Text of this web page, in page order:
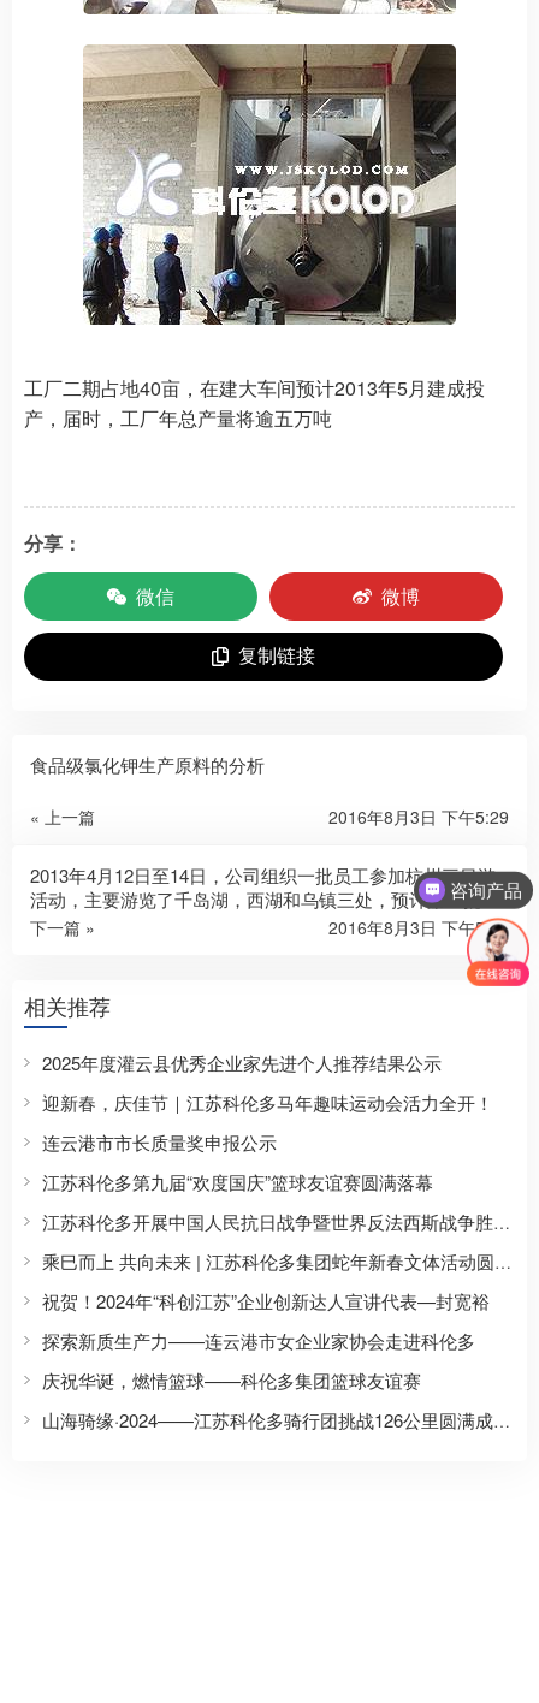
工厂二期占地40亩，在建大车间预计2013年5月建成投
产，届时，工厂年总产量将逾五万吨
分享：
微信
微博
复制链接
食品级氯化钾生产原料的分析
« 上一篇 2016年8月3日 下午5:29
2013年4月12日至14日，公司组织一批员工参加杭州三日游
活动，主要游览了千岛湖，西湖和乌镇三处，预计第二批员
工将于今年10月出游
下一篇 » 2016年8月3日 下午5:29
相关推荐
2025年度灌云县优秀企业家先进个人推荐结果公示
迎新春，庆佳节｜江苏科伦多马年趣味运动会活力全开！
连云港市市长质量奖申报公示
江苏科伦多第九届“欢度国庆”篮球友谊赛圆满落幕
江苏科伦多开展中国人民抗日战争暨世界反法西斯战争胜利80周年主题纪念活动
乘巳而上 共向未来 | 江苏科伦多集团蛇年新春文体活动圆满收官
祝贺！2024年“科创江苏”企业创新达人宣讲代表—封宽裕
探索新质生产力——连云港市女企业家协会走进科伦多
庆祝华诞，燃情篮球——科伦多集团篮球友谊赛
山海骑缘·2024——江苏科伦多骑行团挑战126公里圆满成功！
咨询江苏科伦多